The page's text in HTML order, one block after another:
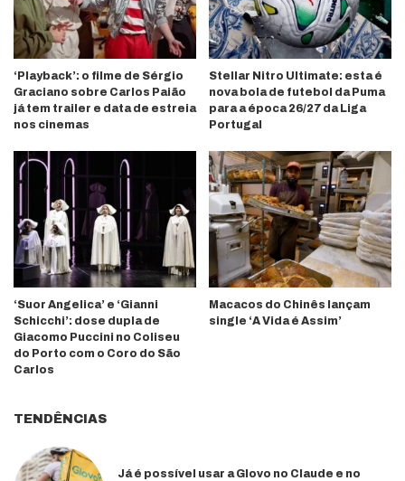
‘Playback’: o filme de Sérgio
Graciano sobre Carlos Paião
já tem trailer e data de estreia
nos cinemas
Stellar Nitro Ultimate: esta é
nova bola de futebol da Puma
para a época 26/27 da Liga
Portugal
‘Suor Angelica’ e ‘Gianni
Schicchi’: dose dupla de
Giacomo Puccini no Coliseu
do Porto com o Coro do São
Carlos
Macacos do Chinês lançam
single ‘A Vida é Assim’
TENDÊNCIAS
Já é possível usar a Glovo no Claude e no